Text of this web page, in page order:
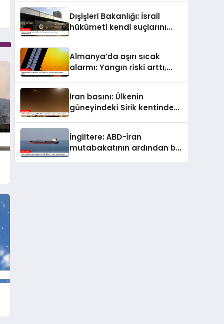
detaylar ortaya çıktı
Dışişleri Bakanlığı: İsrail
hükümeti kendi suçlarını
Almanya’da aşırı sıcak
alarmı: Yangın riski arttı,
İran basını: Ülkenin
güneyindeki Sirik kentinde
İngiltere: ABD-İran
mutabakatının ardından bir